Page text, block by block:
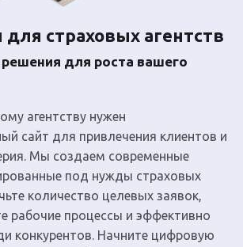
для страховых агентств
для роста вашего
агентству нужен
сайт для привлечения клиентов и
Мы создаем современные
под нужды страховых
количество целевых заявок,
рабочие процессы и эффективно
конкурентов. Начните цифровую